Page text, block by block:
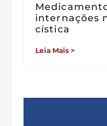
internações
cística
Leia Mais >